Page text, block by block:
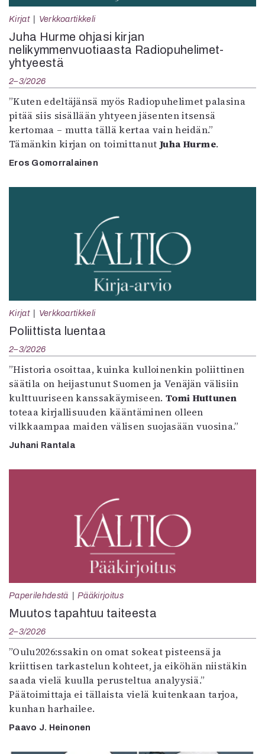
Kirjat Verkkoartikkeli
Juha Hurme ohjasi kirjan
nelikymmenvuotiaasta Radiopuhelimet-
yhtyeestä
2–3/2026
”Kuten edeltäjänsä myös Radiopuhelimet palasina
pitää siis sisällään yhtyeen jäsenten itsensä
kertomaa – mutta tällä kertaa vain heidän.”
Tämänkin kirjan on toimittanut Juha Hurme.
Eros Gomorralainen
Kirjat Verkkoartikkeli
Poliittista luentaa
2–3/2026
”Historia osoittaa, kuinka kulloinenkin poliittinen
säätila on heijastunut Suomen ja Venäjän välisiin
kulttuuriseen kanssakäymiseen. Tomi Huttunen
toteaa kirjallisuuden kääntäminen olleen
vilkkaampaa maiden välisen suojasään vuosina.”
Juhani Rantala
Paperilehdestä Pääkirjoitus
Muutos tapahtuu taiteesta
2–3/2026
”Oulu2026:ssakin on omat sokeat pisteensä ja
kriittisen tarkastelun kohteet, ja eiköhän niistäkin
saada vielä kuulla perusteltua analyysiä.”
Päätoimittaja ei tällaista vielä kuitenkaan tarjoa,
kunhan harhailee.
Paavo J. Heinonen